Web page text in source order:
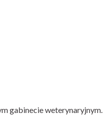
gabinecie weterynaryjnym.